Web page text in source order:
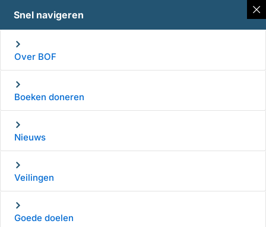
Snel navigeren
Over BOF
Boeken doneren
Nieuws
Veilingen
Goede doelen